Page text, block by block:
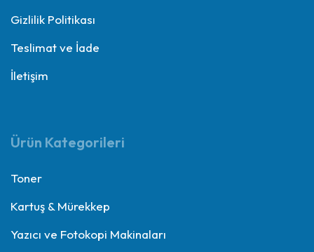
Gizlilik Politikası
Teslimat ve İade
İletişim
Ürün Kategorileri
Toner
Kartuş & Mürekkep
Yazıcı ve Fotokopi Makinaları